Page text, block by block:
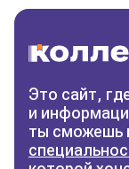
колледж
Это сайт,
и
ты сможешь